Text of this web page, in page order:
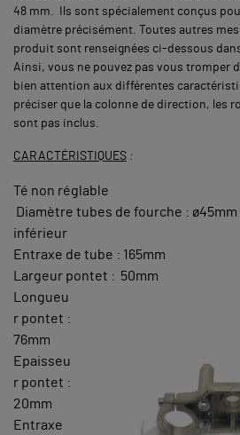
48 mm. Ils sont spécialement conçus
diamètre précisément. Toutes autres
produit sont renseignées ci-dessous
Ainsi, vous ne pouvez pas vous tromper
bien attention aux différentes
préciser que la colonne de direction, les
sont pas inclus.
CARACTÉRISTIQUES :
Té non réglable
Diamètre tubes de fourche :
inférieur
Entraxe de tube : 165mm
Largeur pontet : 50mm
Longueu
r pontet :
76mm
Epaisseu
r pontet :
20mm
Entraxe